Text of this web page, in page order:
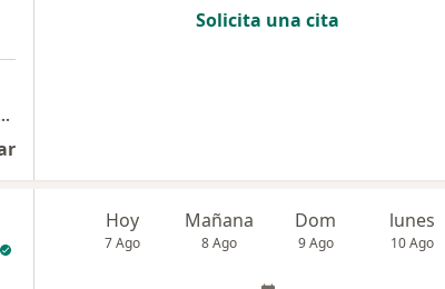
Seguin Escovedo Essalud
Solicita una cita
Hoy
7 Ago
Mañana
8 Ago
Dom
9 Ago
lunes
10 Ago